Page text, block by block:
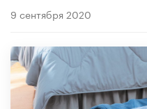
9 сентября 2020